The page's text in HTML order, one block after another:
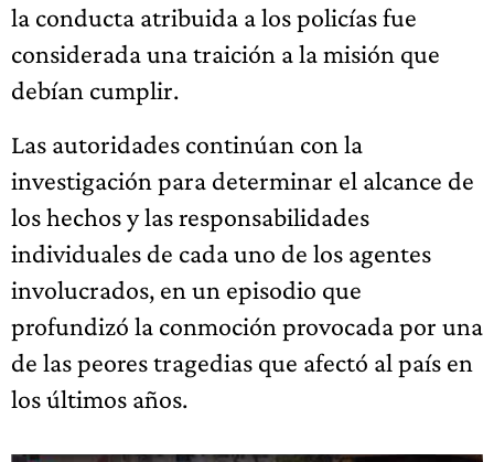
la conducta atribuida a los policías fue
considerada una traición a la misión que
debían cumplir.
Las autoridades continúan con la
investigación para determinar el alcance de
los hechos y las responsabilidades
individuales de cada uno de los agentes
involucrados, en un episodio que
profundizó la conmoción provocada por una
de las peores tragedias que afectó al país en
los últimos años.